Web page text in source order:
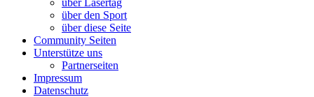
über Lasertag
über den Sport
über diese Seite
Community Seiten
Unterstütze uns
Partnerseiten
Impressum
Datenschutz